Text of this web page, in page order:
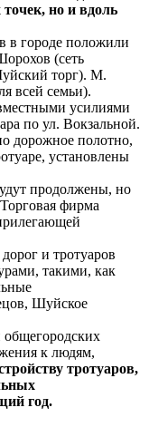
но и вдоль
в городе положили
(сеть
торг). М.
всей семьи).
усилиями
по ул. Вокзальной.
дорожное полотно,
установлены
продолжены, но
фирма
и тротуаров
такими, как
Шуйское
общегородских
к людям,
тротуаров,
год.